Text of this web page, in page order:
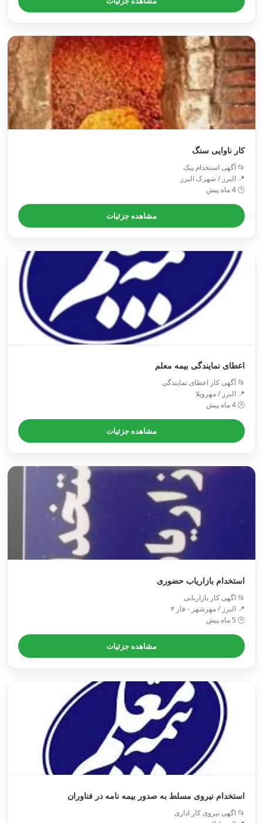
کار ناوایی سنگ
📂 آگهی استخدام پیک
📍 البرز / شهرک البرز
🕒 4 ماه پیش
مشاهده جزئیات
اعطای نمایندگی بیمه معلم
📂 آگهی کار اعطای نمایندگی
📍 البرز / مهرویلا
🕒 4 ماه پیش
مشاهده جزئیات
استخدام بازاریاب حضوری
📂 اگهی کار بازاریابی
📍 البرز / مهرشهر - فاز ۴
🕒 5 ماه پیش
مشاهده جزئیات
استخدام نیروی مسلط به صدور بیمه نامه در فناوران
📂 اگهی نیروی کار اداری